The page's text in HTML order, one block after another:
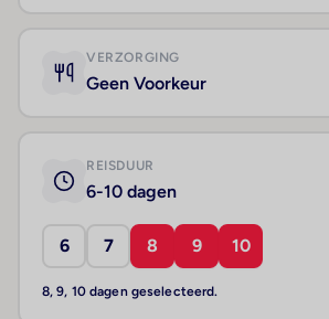
VERZORGING
Geen Voorkeur
REISDUUR
6-10 dagen
6 7 8 9 10
8, 9, 10 dagen geselecteerd.